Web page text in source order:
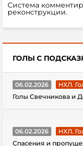
Система
реконструкции.
ГОЛЫ С
06.02.2026
НХЛ.
Голы Свечникова и
06.02.2026
НХЛ.
Спасения и